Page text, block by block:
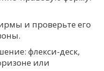
и проверьте его
флекси-деск,
или